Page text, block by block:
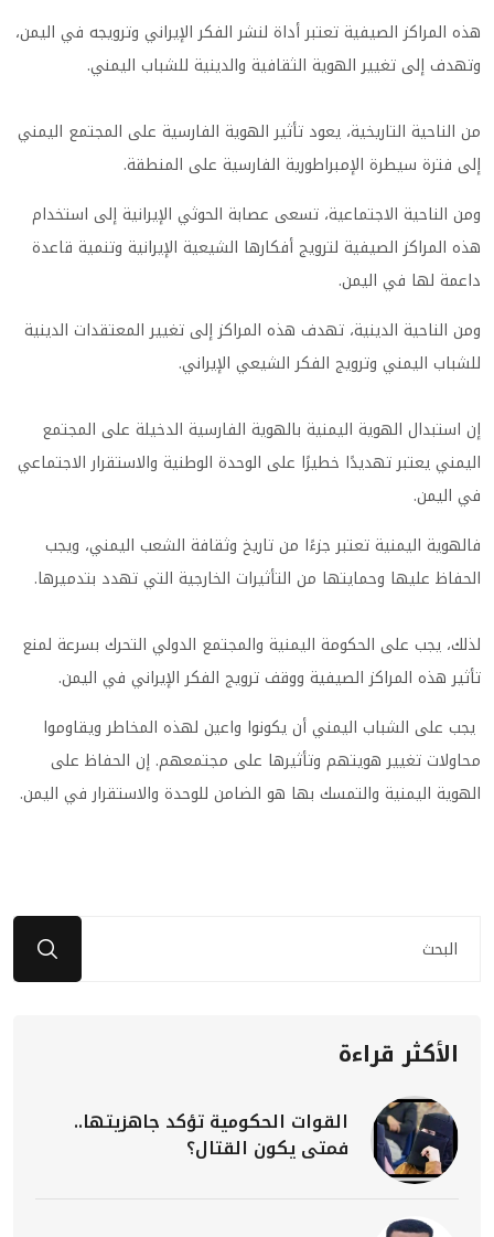
هذه المراكز الصيفية تعتبر أداة لنشر الفكر الإيراني وترويجه في اليمن،
وتهدف إلى تغيير الهوية الثقافية والدينية للشباب اليمني.
من الناحية التاريخية، يعود تأثير الهوية الفارسية على المجتمع اليمني
إلى فترة سيطرة الإمبراطورية الفارسية على المنطقة.
ومن الناحية الاجتماعية، تسعى عصابة الحوثي الإيرانية إلى استخدام
هذه المراكز الصيفية لترويج أفكارها الشيعية الإيرانية وتنمية قاعدة
داعمة لها في اليمن.
ومن الناحية الدينية، تهدف هذه المراكز إلى تغيير المعتقدات الدينية
للشباب اليمني وترويج الفكر الشيعي الإيراني.
إن استبدال الهوية اليمنية بالهوية الفارسية الدخيلة على المجتمع
اليمني يعتبر تهديدًا خطيرًا على الوحدة الوطنية والاستقرار الاجتماعي
في اليمن.
فالهوية اليمنية تعتبر جزءًا من تاريخ وثقافة الشعب اليمني، ويجب
الحفاظ عليها وحمايتها من التأثيرات الخارجية التي تهدد بتدميرها.
لذلك، يجب على الحكومة اليمنية والمجتمع الدولي التحرك بسرعة لمنع
تأثير هذه المراكز الصيفية ووقف ترويج الفكر الإيراني في اليمن.
يجب على الشباب اليمني أن يكونوا واعين لهذه المخاطر ويقاوموا
محاولات تغيير هويتهم وتأثيرها على مجتمعهم. إن الحفاظ على
الهوية اليمنية والتمسك بها هو الضامن للوحدة والاستقرار في اليمن.
الأكثر قراءة
القوات الحكومية تؤكد جاهزيتها..
فمتى يكون القتال؟